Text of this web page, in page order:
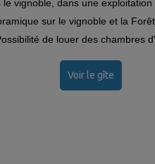
vignoble, dans une
sur le vignoble et la
de louer des chambres
Voir le gîte